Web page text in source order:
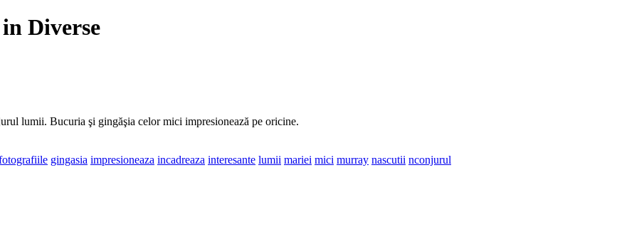
Diverse
lumii. Bucuria şi gingăşia celor mici impresionează pe oricine.
gingasia impresioneaza incadreaza interesante lumii mariei mici murray nascutii nconjurul